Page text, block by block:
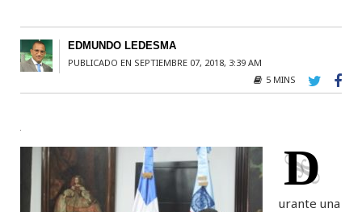
EDMUNDO LEDESMA
PUBLICADO EN SEPTIEMBRE 07, 2018, 3:39 AM
5 MINS
D
urante una